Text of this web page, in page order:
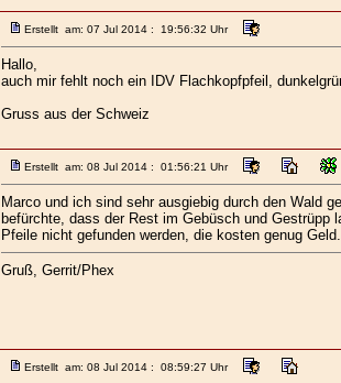
Erstellt am: 07 Jul 2014 : 19:56:32 Uhr
Hallo,
auch mir fehlt noch ein IDV Flachkopfpfeil,
Gruss aus der Schweiz
Erstellt am: 08 Jul 2014 : 01:56:21 Uhr
Marco und ich sind sehr ausgiebig durch den Wald
befürchte, dass der Rest im Gebüsch und Gestrüpp
Pfeile nicht gefunden werden, die kosten genug
Gruß, Gerrit/Phex
Erstellt am: 08 Jul 2014 : 08:59:27 Uhr